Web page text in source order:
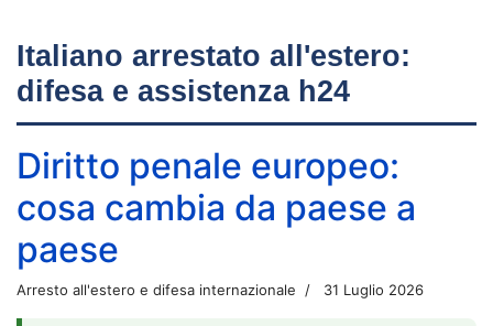
Italiano arrestato all'estero:
difesa e assistenza h24
Diritto penale europeo:
cosa cambia da paese a
paese
Arresto all'estero e difesa internazionale 31 Luglio 2026